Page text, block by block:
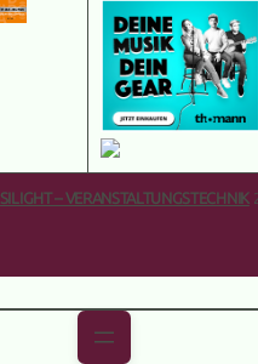
SILIGHT – VERANSTALTUNGSTECHNIK